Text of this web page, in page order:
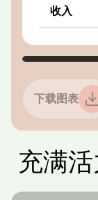
收入
下载图表
充满